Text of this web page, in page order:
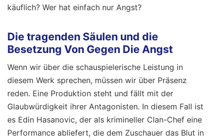
käuflich? Wer hat einfach nur Angst?
Die tragenden Säulen und die
Besetzung Von Gegen Die Angst
Wenn wir über die schauspielerische Leistung in
diesem Werk sprechen, müssen wir über Präsenz
reden. Eine Produktion steht und fällt mit der
Glaubwürdigkeit ihrer Antagonisten. In diesem Fall ist
es Edin Hasanovic, der als krimineller Clan-Chef eine
Performance abliefert, die dem Zuschauer das Blut in